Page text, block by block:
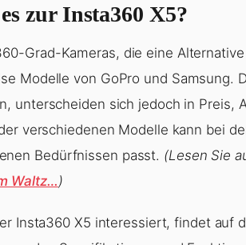
zur Insta360 X5?
Grad-Kameras, die eine
Modelle von GoPro und Samsung.
unterscheiden sich jedoch in Preis,
verschiedenen Modelle kann bei
Bedürfnissen passt. (Lesen Sie
Waltz… )
Insta360 X5 interessiert, findet auf